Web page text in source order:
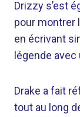
Drizzy s’est
pour montrer
en écrivant
légende
Drake a fait
tout au long